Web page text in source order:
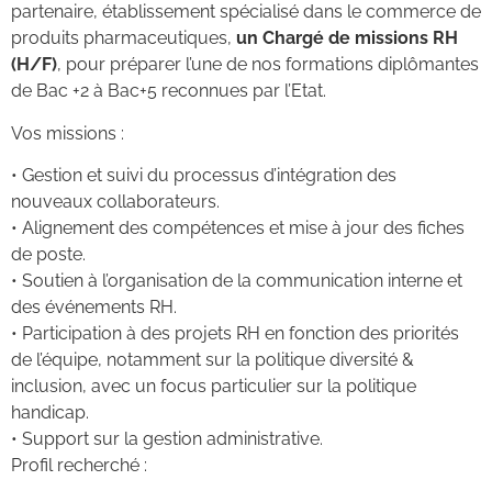
partenaire, établissement spécialisé dans le commerce de
produits pharmaceutiques, un Chargé de missions RH
(H/F), pour préparer l’une de nos formations diplômantes
de Bac +2 à Bac+5 reconnues par l’Etat.
Vos missions :
• Gestion et suivi du processus d’intégration des
nouveaux collaborateurs.
• Alignement des compétences et mise à jour des fiches
de poste.
• Soutien à l’organisation de la communication interne et
des événements RH.
• Participation à des projets RH en fonction des priorités
de l’équipe, notamment sur la politique diversité &
inclusion, avec un focus particulier sur la politique
handicap.
• Support sur la gestion administrative.
Profil recherché :